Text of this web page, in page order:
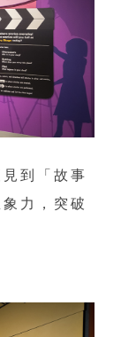
到「故事
力，突破